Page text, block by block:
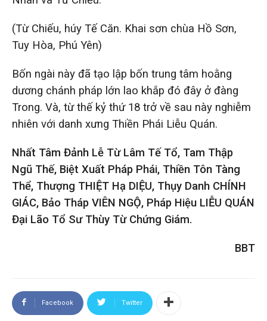
(Từ Chiếu, húy Tế Căn. Khai sơn chùa Hồ Sơn,
Tuy Hòa, Phú Yên)
Bốn ngài này đã tạo lập bốn trung tâm hoằng
dương chánh pháp lớn lao khắp đó đây ở đàng
Trong. Và, từ thế kỷ thứ 18 trở về sau này nghiễm
nhiên với danh xưng Thiền Phái Liễu Quán.
Nhất Tâm Đảnh Lễ Từ Lâm Tế Tổ, Tam Thập
Ngũ Thế, Biệt Xuất Pháp Phái, Thiền Tôn Tàng
Thể, Thượng THIỆT Hạ DIỆU, Thụy Danh CHÍNH
GIÁC, Bảo Tháp VIÊN NGỘ, Pháp Hiệu LIỄU QUÁN
Đại Lão Tổ Sư Thùy Từ Chứng Giám.
BBT
Facebook Twitter